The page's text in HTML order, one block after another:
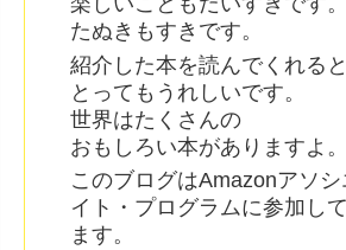
たぬきもすきです。
紹介した本を読んでくれると
とってもうれしいです。
世界はたくさんの
おもしろい本がありますよ。
このブログはAmazonアソシ
イト・プログラムに参加し
ます。